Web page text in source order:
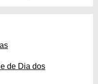
de Dia dos